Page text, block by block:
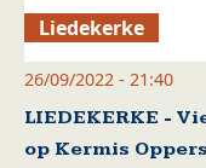
Liedekerke
26/09/2022 - 21:40
LIEDEKERKE -
op Kermis